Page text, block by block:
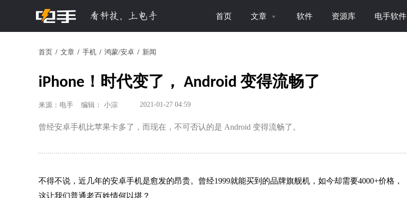
首页 文章 软件 资源库 电手软件
首页 文章 手机 鸿蒙/安卓 新闻
iPhone！时代变了， Android 变得流畅了
来源：电手 编辑： 小淙 2021-01-27 04:59
曾经安卓手机比苹果卡多了，而现在，不可否认的是 Android 变得流畅了。
不得不说，近几年的安卓手机是愈发的昂贵。曾经1999就能买到的品牌旗舰机，如今却需要4000+价格，
这让我们普通老百姓情何以堪？